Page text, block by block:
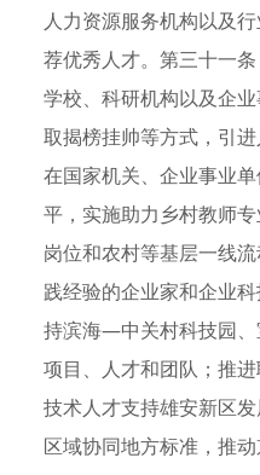
人力资源服务机构以及
荐优秀人才。第三十一
学校、科研机构以及企
取揭榜挂帅等方式，引
在国家机关、企业事业
平，实施助力乡村教师
岗位和农村等基层一线
践经验的企业家和企业
持滨海—中关村科技园、
项目、人才和团队；推
技术人才支持雄安新区
区域协同地方标准，推